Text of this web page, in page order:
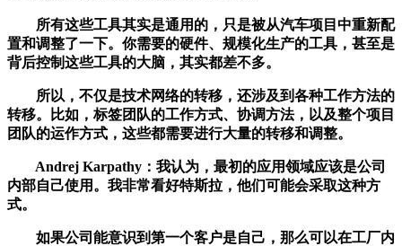
所有这些工具其实是通用的，只是被从汽车项目中重新配
置和调整了一下。你需要的硬件、规模化生产的工具，甚至是
背后控制这些工具的大脑，其实都差不多。
所以，不仅是技术网络的转移，还涉及到各种工作方法的
转移。比如，标签团队的工作方式、协调方法，以及整个项目
团队的运作方式，这些都需要进行大量的转移和调整。
Andrej Karpathy：我认为，最初的应用领域应该是公司
内部自己使用。我非常看好特斯拉，他们可能会采取这种方
式。
如果公司能意识到第一个客户是自己，那么可以在工厂内